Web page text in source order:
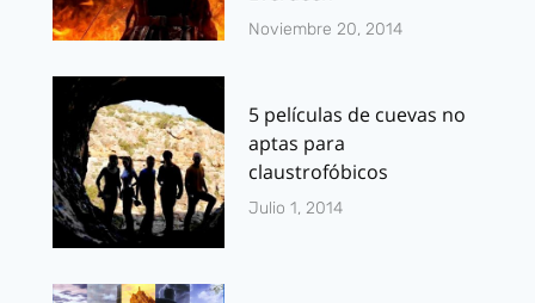
Noviembre 20, 2014
5 películas de cuevas no
aptas para
claustrofóbicos
Julio 1, 2014